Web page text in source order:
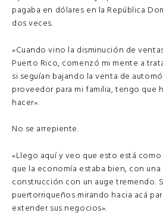
pagaba en dólares en la República
dos veces.
«Cuando vino la disminución de
Puerto Rico, comenzó mi mente a
si seguían bajando la venta de
proveedor para mi familia, tengo que
hacer».
No se arrepiente.
«Llego aquí y veo que esto está
que la economía estaba bien, con
construcción con un auge tremendo.
puertorriqueños mirando hacia acá
extender sus negocios».